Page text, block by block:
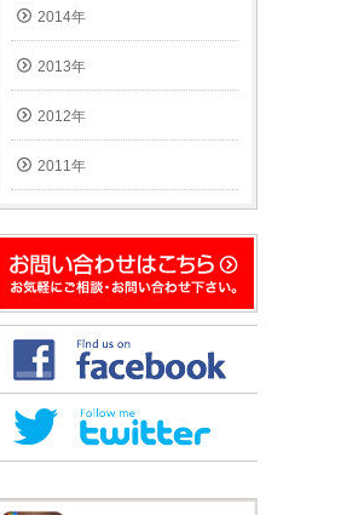
2014年
2013年
2012年
2011年